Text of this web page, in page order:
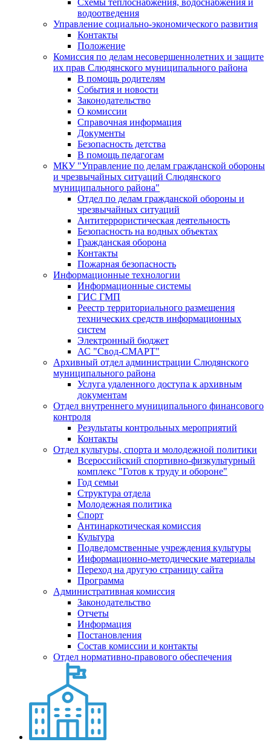
Схемы теплоснабжения, водоснабжения и
водоотведения
Управление социально-экономического развития
Контакты
Положение
Комиссия по делам несовершеннолетних и защите
их прав Слюдянского муниципального района
В помощь родителям
События и новости
Законодательство
О комиссии
Справочная информация
Документы
Безопасность детства
В помощь педагогам
МКУ "Управление по делам гражданской обороны
и чрезвычайных ситуаций Слюдянского
муниципального района"
Отдел по делам гражданской обороны и
чрезвычайных ситуаций
Антитеррористическая деятельность
Безопасность на водных объектах
Гражданская оборона
Контакты
Пожарная безопасность
Информационные технологии
Информационные системы
ГИС ГМП
Реестр территориального размещения
технических средств информационных
систем
Электронный бюджет
АС "Свод-СМАРТ"
Архивный отдел администрации Слюдянского
муниципального района
Услуга удаленного доступа к архивным
документам
Отдел внутреннего муниципального финансового
контроля
Результаты контрольных мероприятий
Контакты
Отдел культуры, спорта и молодежной политики
Всероссийский спортивно-физкультурный
комплекс "Готов к труду и обороне"
Год семьи
Структура отдела
Молодежная политика
Спорт
Антинаркотическая комиссия
Культура
Подведомственные учреждения культуры
Информационно-методические материалы
Переход на другую страницу сайта
Программа
Административная комиссия
Законодательство
Отчеты
Информация
Постановления
Состав комиссии и контакты
Отдел нормативно-правового обеспечения